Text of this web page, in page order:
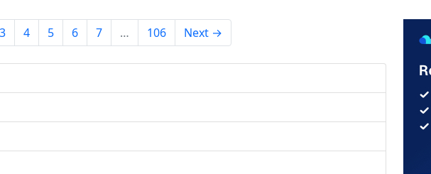
3 4 5 6 7 … 106 Next →